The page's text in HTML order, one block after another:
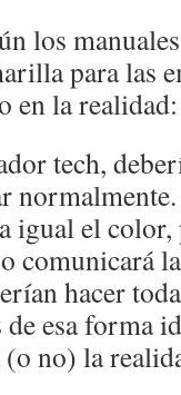
los
para las
en la realidad:
tech,
igual el color,
comunicará
hacer
esa forma
no) la